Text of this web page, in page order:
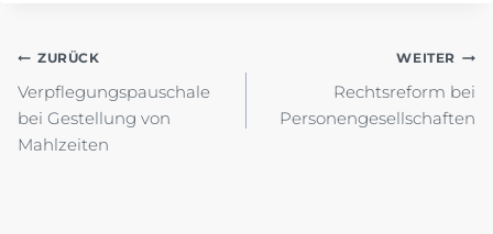
Beitragsnavigation
ZURÜCK
Verpflegungspauschale
bei Gestellung von
Mahlzeiten
WEITER
Rechtsreform bei
Personengesellschaften